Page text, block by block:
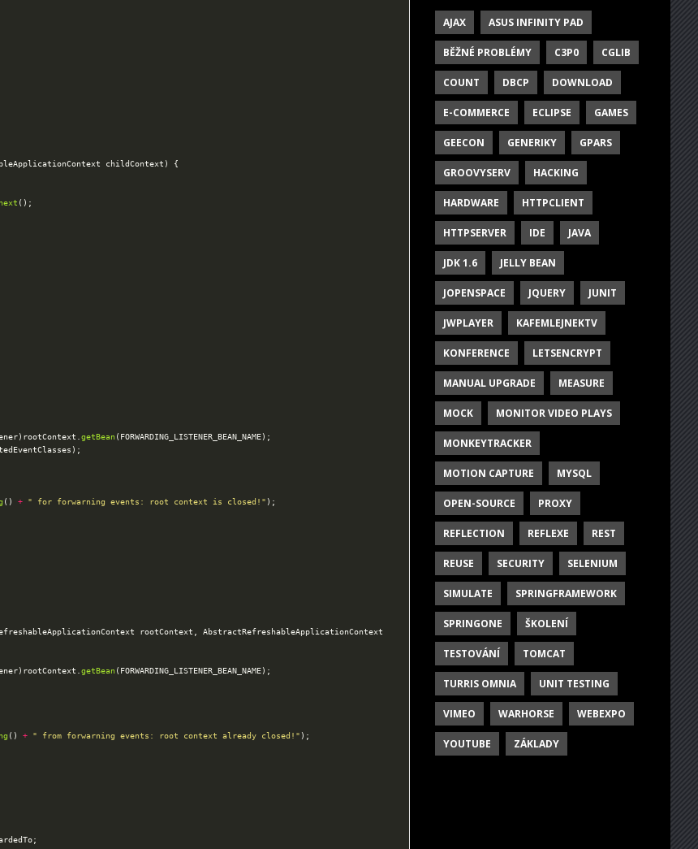
next
getBean
() + " for forwarning events: root context is closed!"
rootContext, AbstractRefreshableApplicationContext
getBean
() + " from forwarning events: root context already closed!"
AJAX ASUS INFINITY PAD
BĚŽNÉ PROBLÉMY C3P0 CGLIB
COUNT DBCP DOWNLOAD
E-COMMERCE ECLIPSE GAMES
GEECON GENERIKY GPARS
GROOVYSERV HACKING
HARDWARE HTTPCLIENT
HTTPSERVER IDE JAVA
JDK 1.6 JELLY BEAN
JOPENSPACE JQUERY JUNIT
JWPLAYER KAFEMLEJNEKTV
KONFERENCE LETSENCRYPT
MANUAL UPGRADE MEASURE
MOCK MONITOR VIDEO PLAYS
MONKEYTRACKER
MOTION CAPTURE MYSQL
OPEN-SOURCE PROXY
REFLECTION REFLEXE REST
REUSE SECURITY SELENIUM
SIMULATE SPRINGFRAMEWORK
SPRINGONE ŠKOLENÍ
TESTOVÁNÍ TOMCAT
TURRIS OMNIA UNIT TESTING
VIMEO WARHORSE WEBEXPO
YOUTUBE ZÁKLADY